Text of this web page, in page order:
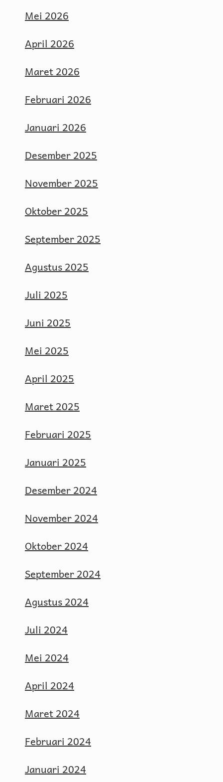
Mei 2026
April 2026
Maret 2026
Februari 2026
Januari 2026
Desember 2025
November 2025
Oktober 2025
September 2025
Agustus 2025
Juli 2025
Juni 2025
Mei 2025
April 2025
Maret 2025
Februari 2025
Januari 2025
Desember 2024
November 2024
Oktober 2024
September 2024
Agustus 2024
Juli 2024
Mei 2024
April 2024
Maret 2024
Februari 2024
Januari 2024